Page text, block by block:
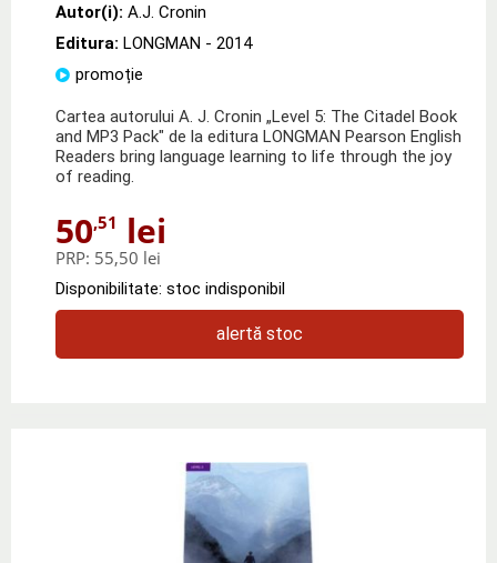
Autor(i): A.J. Cronin
Editura: LONGMAN - 2014
promoție
Cartea autorului A. J. Cronin „Level 5: The Citadel Book
and MP3 Pack" de la editura LONGMAN Pearson English
Readers bring language learning to life through the joy
of reading.
50,51 lei
PRP: 55,50 lei
Disponibilitate: stoc indisponibil
alertă stoc